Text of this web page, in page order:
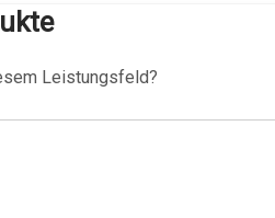
Leistungsfeld?